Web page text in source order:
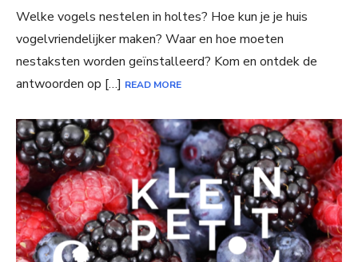
Welke vogels nestelen in holtes? Hoe kun je je huis
vogelvriendelijker maken? Waar en hoe moeten
nestaksten worden geïnstalleerd? Kom en ontdek de
antwoorden op […] READ MORE